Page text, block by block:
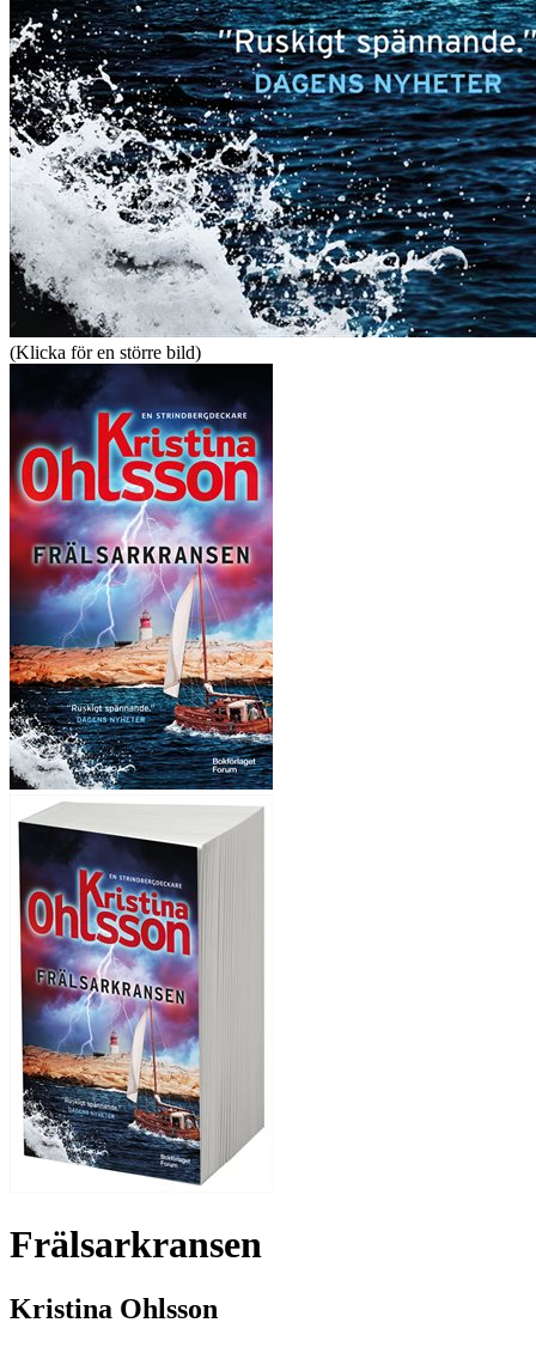
(Klicka för en större bild)
Frälsarkransen
Kristina Ohlsson